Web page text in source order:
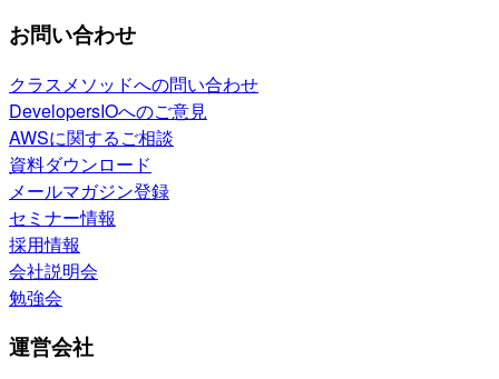
お問い合わせ
クラスメソッドへの問い合わせ
DevelopersIOへのご意見
AWSに関するご相談
資料ダウンロード
メールマガジン登録
セミナー情報
採用情報
会社説明会
勉強会
運営会社